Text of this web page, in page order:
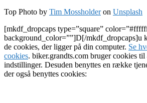
Top Photo by Tim Mossholderon Unsplash
[mkdf_dropcaps type=”square”
background_color=””]D[/mkdf_dropcaps]u
de cookies, der ligger på din computer. Se
cookies. biker.grandts.com bruger cookies til
indstillinger. Desuden benyttes en række
der også benyttes cookies: